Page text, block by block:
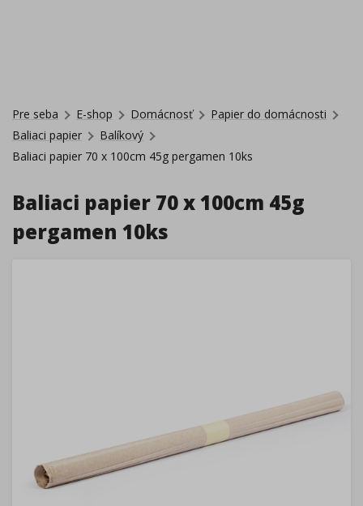
Pre seba E-shop Domácnosť
Papier do domácnosti
Baliaci papier
Balíkový
Baliaci papier 70 x 100cm 45g pergamen 10ks
Baliaci papier 70 x 100cm 45g
pergamen 10ks